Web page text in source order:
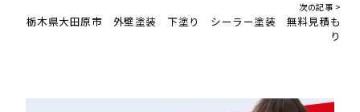
次の記事 >
栃木県大田原市 外壁塗装 下塗り シーラー塗装 無料見積も
り